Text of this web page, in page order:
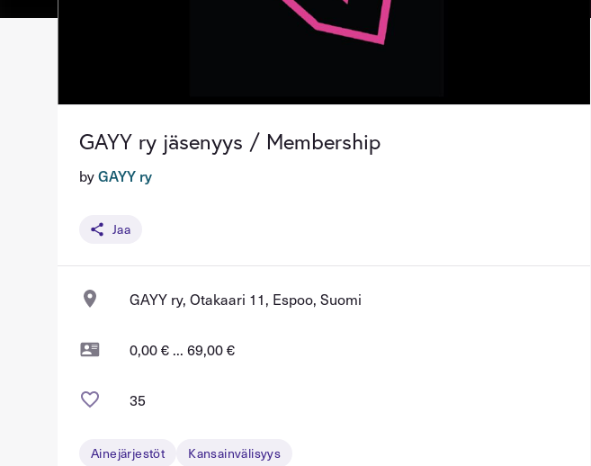
GAYY ry jäsenyys / Membership
byGAYY ry
Jaa
GAYY ry, Otakaari 11, Espoo, Suomi
0,00 € ... 69,00 €
35
Ainejärjestöt Kansainvälisyys